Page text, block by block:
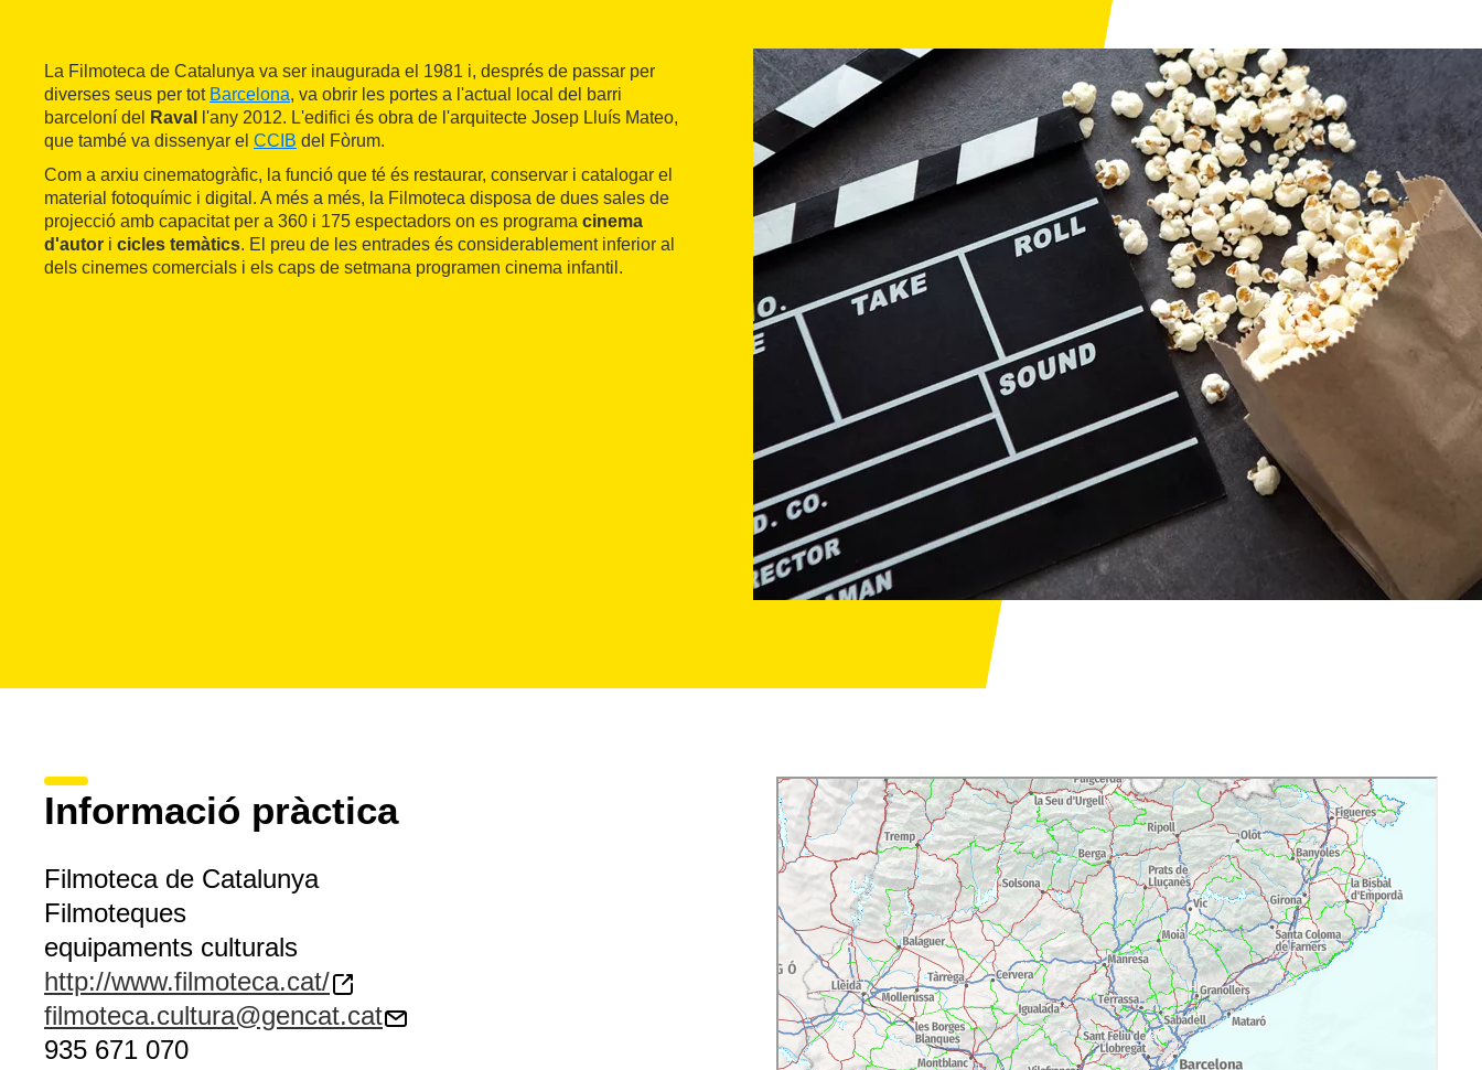
La Filmoteca de Catalunya va ser inaugurada el 1981 i, després de passar per
diverses seus per tot Barcelona, va obrir les portes a l'actual local del barri
barceloní del
Raval
l'any 2012. L'edifici és obra de l'arquitecte Josep Lluís Mateo,
que també va dissenyar el CCIB del Fòrum.
Com a arxiu cinematogràfic, la funció que té és restaurar, conservar i catalogar el
material fotoquímic i digital. A més a més, la Filmoteca disposa de dues sales de
projecció amb capacitat per a 360 i 175 espectadors on es programa cinema
d'autor i cicles temàtics. El preu de les entrades és considerablement inferior al
dels cinemes comercials i els caps de setmana programen cinema infantil.
Informació pràctica
Filmoteca de Catalunya
Filmoteques
equipaments culturals
http://www.filmoteca.cat/
filmoteca.cultura@gencat.cat
935 671 070